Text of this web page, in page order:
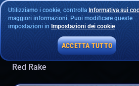
Fruits'n Jars
Red Rake
Utilizziamo i cookie, controlla Informativa sui
maggiori informazioni. Puoi modificare queste
impostazioni in Impostazioni dei cookie
ACCETTA TUTTO